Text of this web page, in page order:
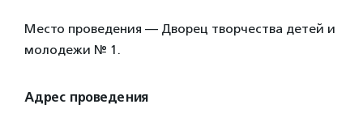
Место проведения — Дворец творчества детей и
молодежи № 1.
Адрес проведения